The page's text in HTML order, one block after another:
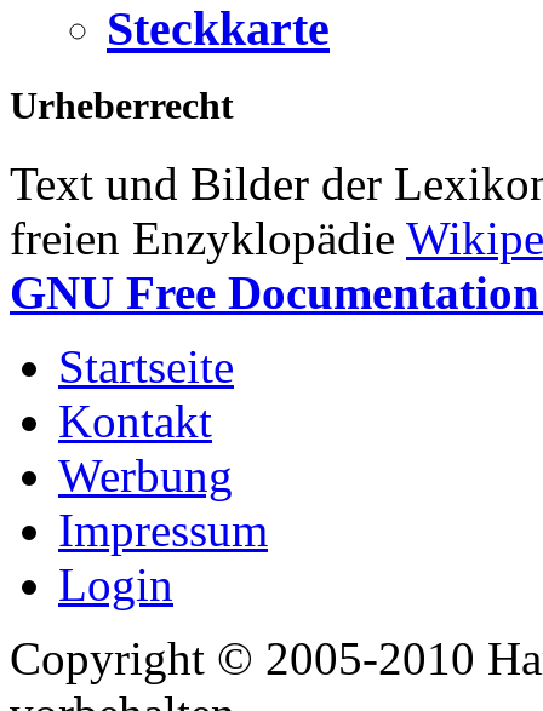
Steckkarte
Urheberrecht
Text und Bilder der
freien Enzyklopädie
GNU Free
Startseite
Kontakt
Werbung
Impressum
Login
Copyright © 2005-2010